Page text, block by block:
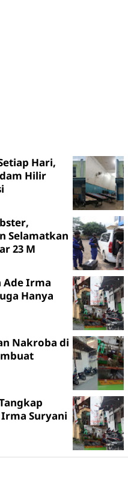
Hari,
Hilir
Selamatkan
23 M
Ade Irma
Hanya
Nakroba di
Irma Suryani